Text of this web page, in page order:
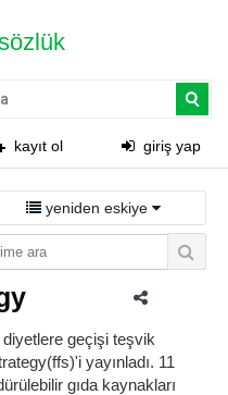
kayıt ol giriş yap
yeniden eskiye
geçişi teşvik
yayınladı. 11
gıda kaynakları